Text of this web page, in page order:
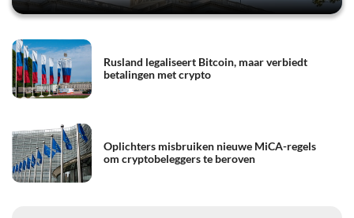
Rusland legaliseert Bitcoin, maar verbiedt
betalingen met crypto
Oplichters misbruiken nieuwe MiCA-regels
om cryptobeleggers te beroven